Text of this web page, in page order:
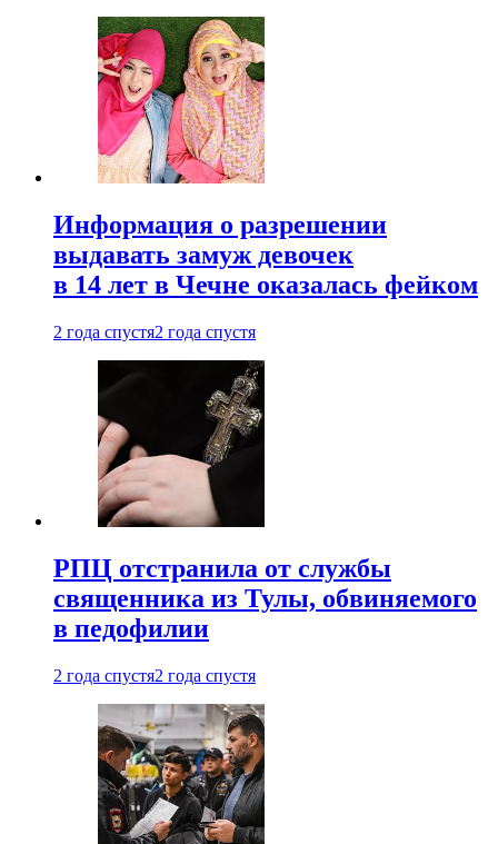
Информация о разрешении
выдавать замуж девочек
в 14 лет в Чечне оказалась фейком
2 года спустя2 года спустя
РПЦ отстранила от службы
священника из Тулы, обвиняемого
в педофилии
2 года спустя2 года спустя